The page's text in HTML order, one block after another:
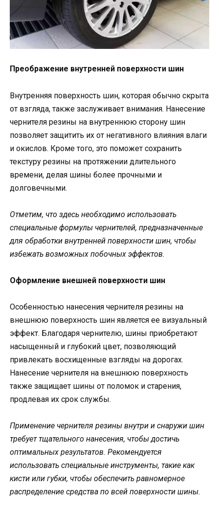
Преображение внутренней поверхности шин
Внутренняя поверхность шин, которая обычно скрыта
от взгляда, также заслуживает внимания. Нанесение
чернителя резины на внутреннюю сторону шин
позволяет защитить их от негативного влияния влаги
и окислов. Кроме того, это поможет сохранить
текстуру резины на протяжении длительного
времени, делая шины более прочными и
долговечными.
Отметим, что здесь необходимо использовать
специальные формулы чернителей, предназначенные
для обработки внутренней поверхности шин, чтобы
избежать возможных побочных эффектов.
Оформление внешней поверхности шин
Особенностью нанесения чернителя резины на
внешнюю поверхность шин является ее визуальный
эффект. Благодаря чернителю, шины приобретают
насыщенный и глубокий цвет, позволяющий
привлекать восхищенные взгляды на дорогах.
Нанесение чернителя на внешнюю поверхность
также защищает шины от поломок и старения,
продлевая их срок службы.
Применение чернителя резины внутри и снаружи шин
требует тщательного нанесения, чтобы достичь
оптимальных результатов. Рекомендуется
использовать специальные инструменты, такие как
кисти или губки, чтобы обеспечить равномерное
распределение средства по всей поверхности шины.